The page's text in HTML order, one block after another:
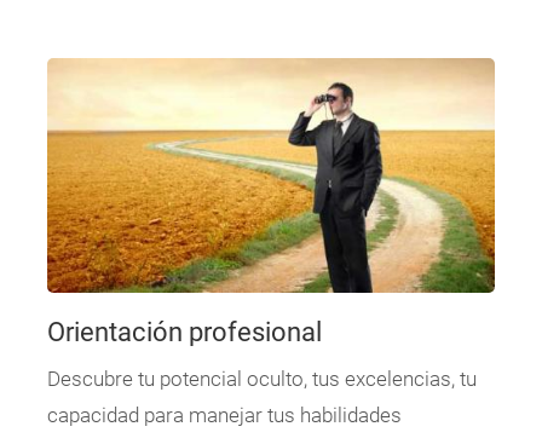
Orientación profesional
Descubre tu potencial oculto, tus excelencias, tu
capacidad para manejar tus habilidades